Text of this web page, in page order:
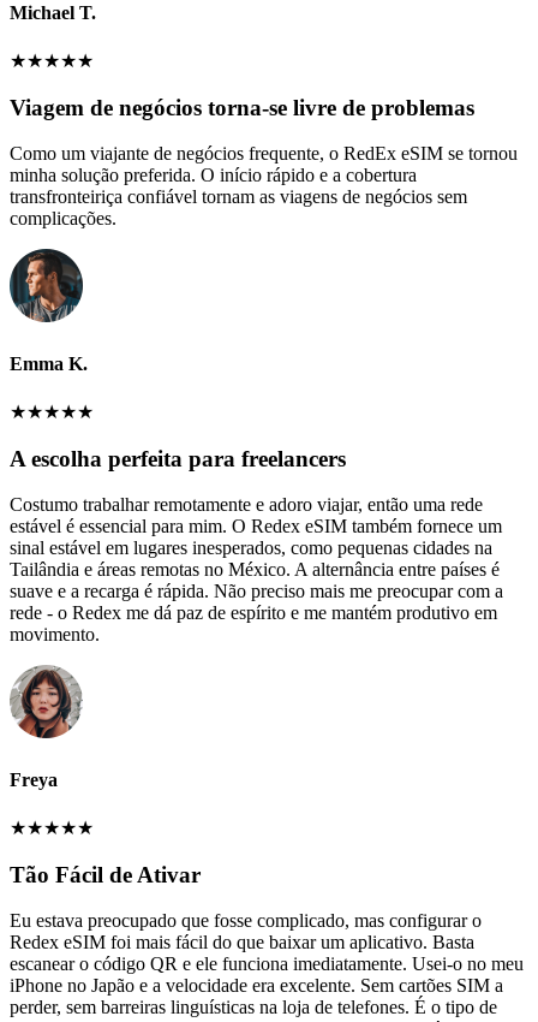
Michael T.
★★★★★
Viagem de negócios torna-se livre de problemas
Como um viajante de negócios frequente, o RedEx eSIM se tornou
minha solução preferida. O início rápido e a cobertura
transfronteiriça confiável tornam as viagens de negócios sem
complicações.
Emma K.
★★★★★
A escolha perfeita para freelancers
Costumo trabalhar remotamente e adoro viajar, então uma rede
estável é essencial para mim. O Redex eSIM também fornece um
sinal estável em lugares inesperados, como pequenas cidades na
Tailândia e áreas remotas no México. A alternância entre países é
suave e a recarga é rápida. Não preciso mais me preocupar com a
rede - o Redex me dá paz de espírito e me mantém produtivo em
movimento.
Freya
★★★★★
Tão Fácil de Ativar
Eu estava preocupado que fosse complicado, mas configurar o
Redex eSIM foi mais fácil do que baixar um aplicativo. Basta
escanear o código QR e ele funciona imediatamente. Usei-o no meu
iPhone no Japão e a velocidade era excelente. Sem cartões SIM a
perder, sem barreiras linguísticas na loja de telefones. É o tipo de